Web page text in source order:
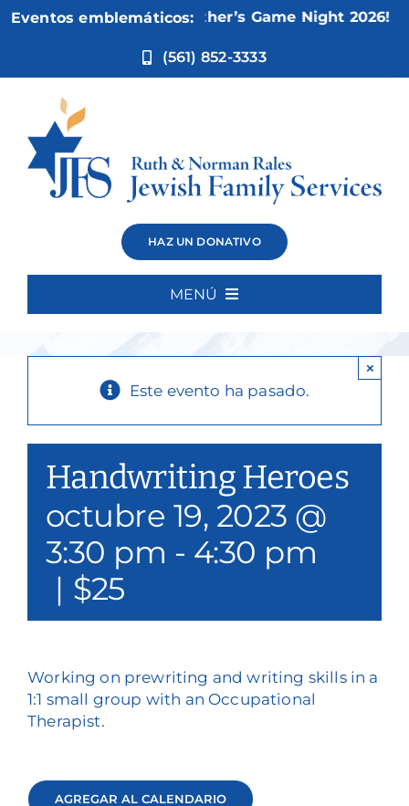
Eventos emblemáticos:
Nov 5: Not Your Mother’s Game Night 2026!
(561) 852-3333
HAZ UN DONATIVO
MENÚ
Quiénes somos
Nuestros servicios
Eventos y medios de comunicación
Filantropía y voluntariado
Póngase en contacto con
Handwriting
Heroes
Este evento ha pasado.
×
Handwriting Heroes
octubre 19, 2023 @
3:30 pm - 4:30 pm
| $25
Working on prewriting and writing skills in a
1:1 small group with an Occupational
Therapist.
AGREGAR AL CALENDARIO